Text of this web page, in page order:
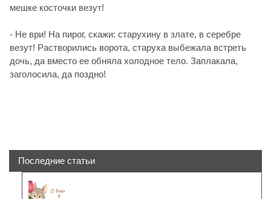
мешке косточки везут!
- Не ври! На пирог, скажи: старухину в злате, в серебре
везут! Растворились ворота, старуха выбежала встреть
дочь, да вместо ее обняла холодное тело. Заплакала,
заголосила, да поздно!
Последние статьи